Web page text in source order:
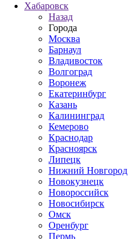
Хабаровск
Назад
Города
Москва
Барнаул
Владивосток
Волгоград
Воронеж
Екатеринбург
Казань
Калининград
Кемерово
Краснодар
Красноярск
Липецк
Нижний Новгород
Новокузнецк
Новороссийск
Новосибирск
Омск
Оренбург
Пермь